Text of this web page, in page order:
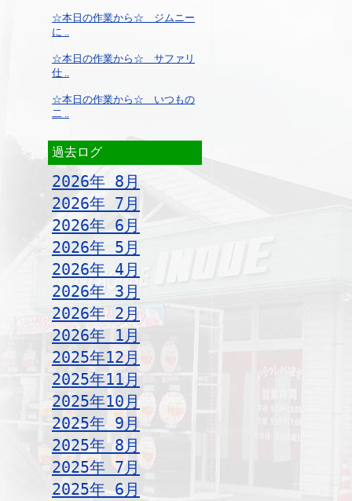
☆本日の作業から☆ ジムニー
に ..
☆本日の作業から☆ サファリ
仕 ..
☆本日の作業から☆ いつもの
二 ..
過去ログ
2026年 8月
2026年 7月
2026年 6月
2026年 5月
2026年 4月
2026年 3月
2026年 2月
2026年 1月
2025年12月
2025年11月
2025年10月
2025年 9月
2025年 8月
2025年 7月
2025年 6月